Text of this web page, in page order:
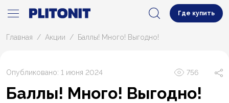
Где купить
Главная Акции Баллы! Много! Выгодно!
Опубликовано: 1 июня 2024 756
Баллы! Много! Выгодно!